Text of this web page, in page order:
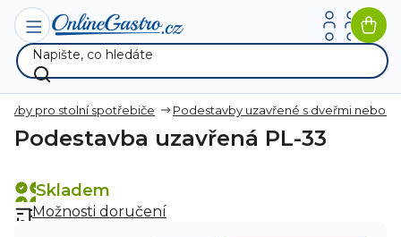
Přejít
obsah
pro stolní spotřebiče Podestavby uzavřené s dveřmi nebo
Podestavba uzavřená PL-33
Skladem
Možnosti doručení